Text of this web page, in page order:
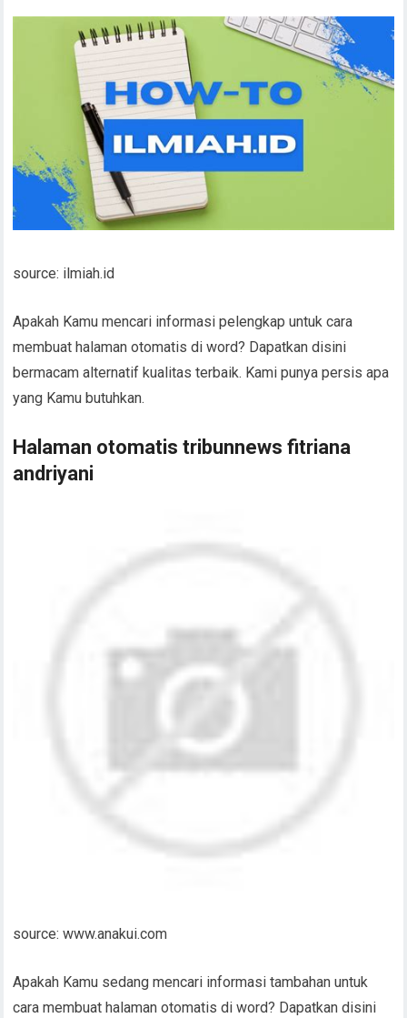
source: ilmiah.id
Apakah Kamu mencari informasi pelengkap untuk cara
membuat halaman otomatis di word? Dapatkan disini
bermacam alternatif kualitas terbaik. Kami punya persis apa
yang Kamu butuhkan.
Halaman otomatis tribunnews fitriana
andriyani
source: www.anakui.com
Apakah Kamu sedang mencari informasi tambahan untuk
cara membuat halaman otomatis di word? Dapatkan disini